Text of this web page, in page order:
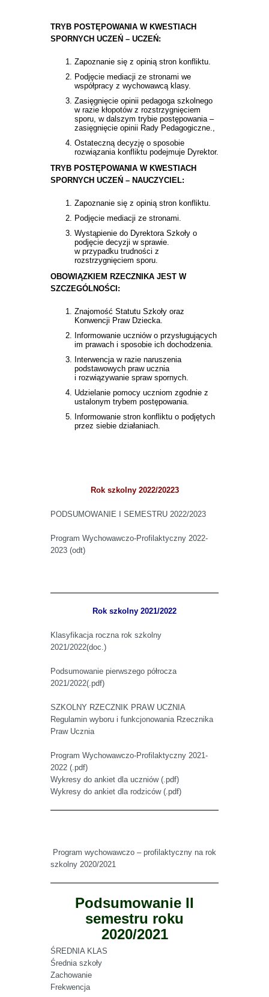
TRYB POSTĘPOWANIA W KWESTIACH
SPORNYCH UCZEŃ – UCZEŃ:
Zapoznanie się z opinią stron konfliktu.
Podjęcie mediacji ze stronami we
współpracy z wychowawcą klasy.
Zasięgnięcie opinii pedagoga szkolnego
w razie kłopotów z rozstrzygnięciem
sporu, w dalszym trybie postępowania –
zasięgnięcie opinii Rady Pedagogiczne.,
Ostateczną decyzję o sposobie
rozwiązania konfliktu podejmuje Dyrektor.
TRYB POSTĘPOWANIA W KWESTIACH
SPORNYCH UCZEŃ – NAUCZYCIEL:
Zapoznanie się z opinią stron konfliktu.
Podjęcie mediacji ze stronami.
Wystąpienie do Dyrektora Szkoły o
podjęcie decyzji w sprawie.
w przypadku trudności z
rozstrzygnięciem sporu.
OBOWIĄZKIEM RZECZNIKA JEST W
SZCZEGÓLNOŚCI:
Znajomość Statutu Szkoły oraz
Konwencji Praw Dziecka.
Informowanie uczniów o przysługujących
im prawach i sposobie ich dochodzenia.
Interwencja w razie naruszenia
podstawowych praw ucznia
i rozwiązywanie spraw spornych.
Udzielanie pomocy uczniom zgodnie z
ustalonym trybem postępowania.
Informowanie stron konfliktu o podjętych
przez siebie działaniach.
Rok szkolny 2022/20223
PODSUMOWANIE I SEMESTRU 2022/2023
Program Wychowawczo-Profilaktyczny 2022-
2023 (odt)
Rok szkolny 2021/2022
Klasyfikacja roczna rok szkolny
2021/2022(doc.)
Podsumowanie pierwszego półrocza
2021/2022(.pdf)
SZKOLNY RZECZNIK PRAW UCZNIA
Regulamin wyboru i funkcjonowania Rzecznika
Praw Ucznia
Program Wychowawczo-Profilaktyczny 2021-
2022 (.pdf)
Wykresy do ankiet dla uczniów (.pdf)
Wykresy do ankiet dla rodziców (.pdf)
Program wychowawczo – profilaktyczny na rok
szkolny 2020/2021
Podsumowanie II
semestru roku
2020/2021
ŚREDNIA KLAS
Średnia szkoły
Zachowanie
Frekwencja